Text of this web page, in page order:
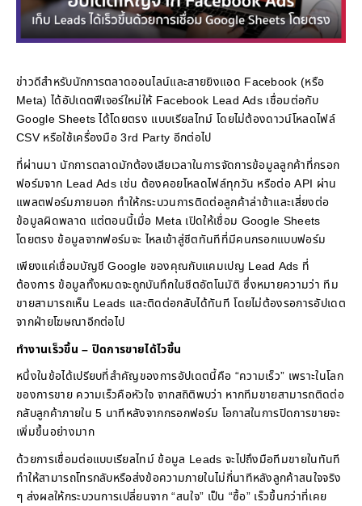
ข่าวดีสำหรับนักการตลาดออนไลน์และสายยิงแอด Facebook (หรือ
Meta) ได้อัปเดตฟีเจอร์ใหม่ให้ Facebook Lead Ads เชื่อมต่อกับ
Google Sheets ได้โดยตรง แบบเรียลไทม์ โดยไม่ต้องดาวน์โหลดไฟล์
CSV หรือใช้เครื่องมือ 3rd Party อีกต่อไป
ที่ผ่านมา นักการตลาดมักต้องเสียเวลาในการจัดการข้อมูลลูกค้าที่กรอก
ฟอร์มจาก Lead Ads เช่น ต้องคอยโหลดไฟล์ทุกวัน หรือต่อ API ผ่าน
แพลตฟอร์มภายนอก ทำให้กระบวนการติดต่อลูกค้าล่าช้าและเสี่ยงต่อ
ข้อมูลผิดพลาด แต่ตอนนี้เมื่อ Meta เปิดให้เชื่อม Google Sheets
โดยตรง ข้อมูลจากฟอร์มจะ ไหลเข้าสู่ชีตทันทีที่มีคนกรอกแบบฟอร์ม
เพียงแค่เชื่อมบัญชี Google ของคุณกับแคมเปญ Lead Ads ที่
ต้องการ ข้อมูลทั้งหมดจะถูกบันทึกในชีตอัตโนมัติ ซึ่งหมายความว่า ทีม
ขายสามารถเห็น Leads และติดต่อกลับได้ทันที โดยไม่ต้องรอการอัปเดต
จากฝ่ายโฆษณาอีกต่อไป
ทำงานเร็วขึ้น – ปิดการขายได้ไวขึ้น
หนึ่งในข้อได้เปรียบที่สำคัญของการอัปเดตนี้คือ “ความเร็ว” เพราะในโลก
ของการขาย ความเร็วคือหัวใจ จากสถิติพบว่า หากทีมขายสามารถติดต่อ
กลับลูกค้าภายใน 5 นาทีหลังจากกรอกฟอร์ม โอกาสในการปิดการขายจะ
เพิ่มขึ้นอย่างมาก
ด้วยการเชื่อมต่อแบบเรียลไทม์ ข้อมูล Leads จะไปถึงมือทีมขายในทันที
ทำให้สามารถโทรกลับหรือส่งข้อความภายในไม่กี่นาทีหลังลูกค้าสนใจจริง
ๆ ส่งผลให้กระบวนการเปลี่ยนจาก “สนใจ” เป็น “ซื้อ” เร็วขึ้นกว่าที่เคย